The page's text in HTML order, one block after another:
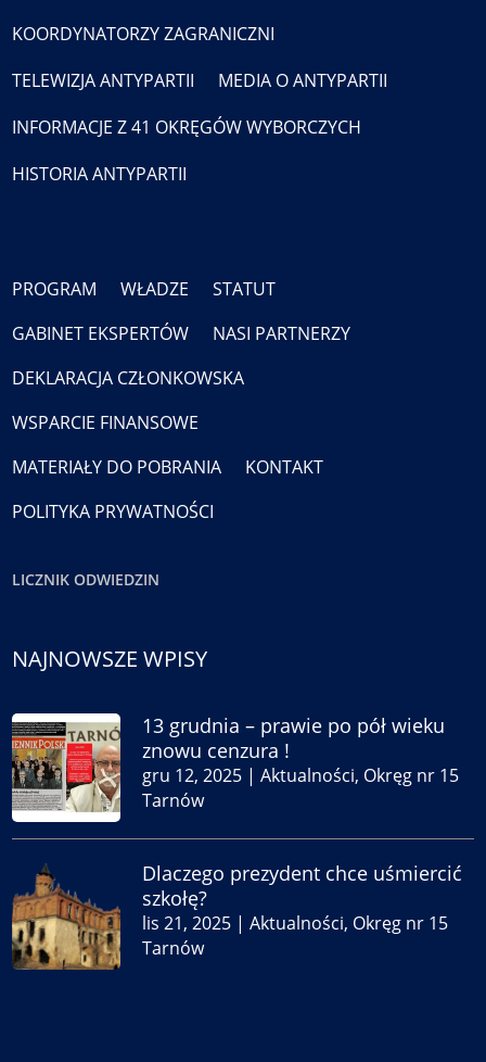
KOORDYNATORZY ZAGRANICZNI
TELEWIZJA ANTYPARTII
MEDIA O ANTYPARTII
INFORMACJE Z 41 OKRĘGÓW WYBORCZYCH
HISTORIA ANTYPARTII
PROGRAM WŁADZE
STATUT
GABINET EKSPERTÓW
NASI PARTNERZY
DEKLARACJA CZŁONKOWSKA
WSPARCIE FINANSOWE
MATERIAŁY DO POBRANIA
KONTAKT
POLITYKA PRYWATNOŚCI
LICZNIK ODWIEDZIN
NAJNOWSZE WPISY
13 grudnia – prawie po pół wieku
znowu cenzura !
gru 12, 2025 |Aktualności, Okręg nr 15
Tarnów
Dlaczego prezydent chce uśmiercić
szkołę?
lis 21, 2025 |Aktualności, Okręg nr 15
Tarnów